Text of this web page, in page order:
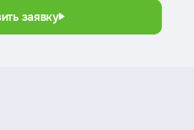
заявку